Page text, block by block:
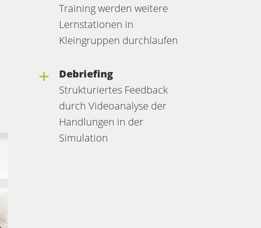
Training werden weitere
Lernstationen in
Kleingruppen durchlaufen
Debriefing
Strukturiertes Feedback
durch Videoanalyse der
Handlungen in der
Simulation